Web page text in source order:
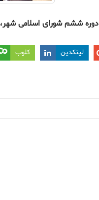
دوره ششم شورای اسلامی شهر،
لینکدین کلوب